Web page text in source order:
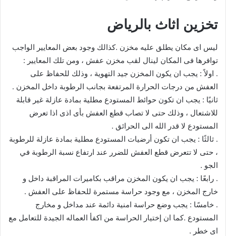
تخزين اثاث بالرياض
ليس اى مكان يطلق عليه مخزن .كذالك وجود بعض المعايير الواجب
توافرها فى المكان لينال لقب مخزن عفش ، ومن تلك المعايير :
. اولاً : يجب ان يكون المخزن جيد التهوية ، وذلك للحفاظ على
العفش من درجات الحرارة المرتفعة بجانب الرطوبة داخل المخزن .
ثانيًا : يجب ان تكون حوائط المستودع مطلية بمادة عازلة غير قابلة
للاشتعال ، وذلك حتى لا تصاب قطع العفش بأى اذى اذا تعرض
المستودع لا قدر الله الى الحرائق .
. ثالثًا : يجب ان تكون أرضيات المستودع مطلية بمادة عازلة للرطوبة
، حتى لا تتعرض قطع العفش للضرر عند ارتفاع نسبة الرطوبة في
الجو .
. رابعًا : يجب ان يكون المخزن مراقب بكاميرات المراقبة داخل و
خارج المخزن ، مع وجود حراسة مستمرة للحفاظ على العفش .
. خامسًا : يجب وضع حراسة امنية دائمة عند مداخل و مخارج
المستودع .كما ان إختيار الحراسة من اكفأ العماله الجيدة للتعامل مع
اى خطر .